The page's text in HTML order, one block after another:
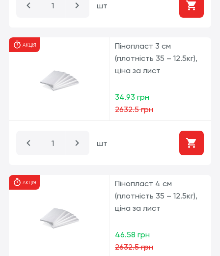
шт
АКЦІЯ
Пінопласт 3 см
(плотність 35 – 12.5кг),
ціна за лист
34.93 грн
2632.5 грн
шт
АКЦІЯ
Пінопласт 4 см
(плотність 35 – 12.5кг),
ціна за лист
46.58 грн
2632.5 грн